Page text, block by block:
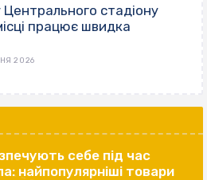
стадіону
працює швидка
2026
себе під час
найпопулярніші товари